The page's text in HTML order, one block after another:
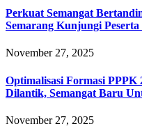
Perkuat Semangat
Semarang Kunjungi
November 27, 2025
Optimalisasi Formasi PPPK
Dilantik, Semangat Baru
November 27, 2025